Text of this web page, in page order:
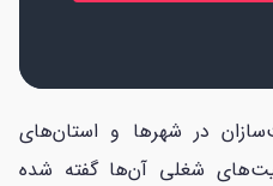
در شهرها و استان‌های
شغلی آن‌ها گفته شده